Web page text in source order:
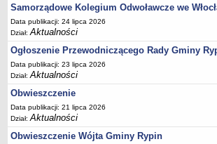
Sprawozdania finansowe
Informacje z wykonania budżetu gminy (w tym
Interpretacje indywidualne
SPRAWY DO ZAŁATWIENIA
BUDOWA PRZYDOMOWYCH
DOFINANSOWANIE
Preferencyjny zakup węgla
Wykaz spraw
Samorządowe Kolegium Odwoławcze we
Data publikacji: 24 lipca 2026
Dział:Aktualności
Ogłoszenie Przewodniczącego Rady Gminy
Data publikacji: 23 lipca 2026
Dział:Aktualności
Obwieszczenie
Data publikacji: 21 lipca 2026
Dział:Aktualności
Obwieszczenie Wójta Gminy Rypin